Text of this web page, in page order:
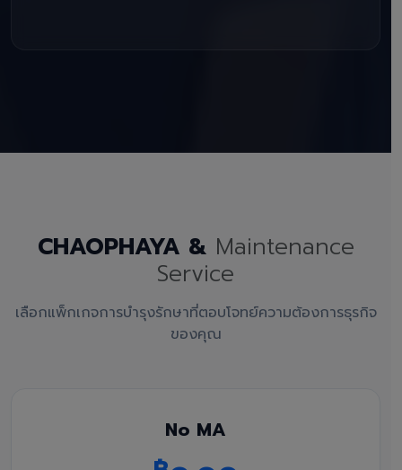
CHAOPHAYA & Maintenance
Service
เลือกแพ็กเกจการบำรุงรักษาที่ตอบโจทย์ความต้องการธุรกิจ
ของคุณ
No MA